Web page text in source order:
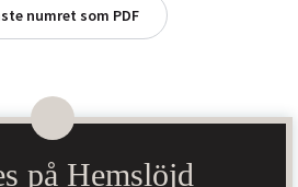
numret som PDF
på Hemslöjd